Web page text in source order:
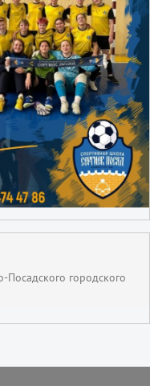
городского